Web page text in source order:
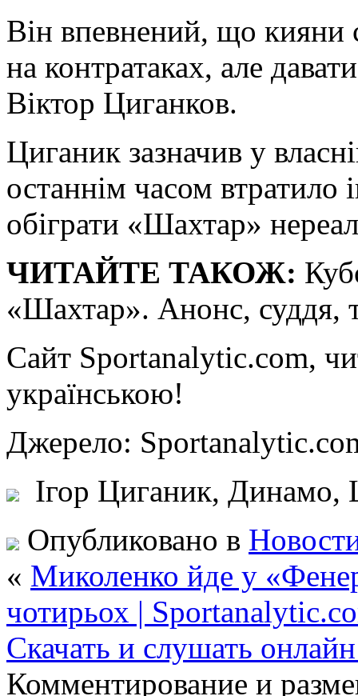
Він впевнений, що кияни
на контратаках, але
Віктор Циганков.
Циганик зазначив у
останнім часом втратило
обіграти «Шахтар»
ЧИТАЙТЕ ТАКОЖ:
«Шахтар». Анонс, суддя,
Сайт Sportanalytic.com,
українською!
Джерело:
Ігор Циганик, Динамо,
Опубликовано в
« Миколенко йде у
чотирьох |
Cкачать и слушать
Комментирование и